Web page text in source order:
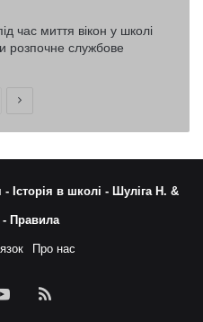
час миття вікон у школі
розпочне службове
Наступна
- Історія в школі - Шуліга Н. &
- Правила
Про нас
YouTubeRSS